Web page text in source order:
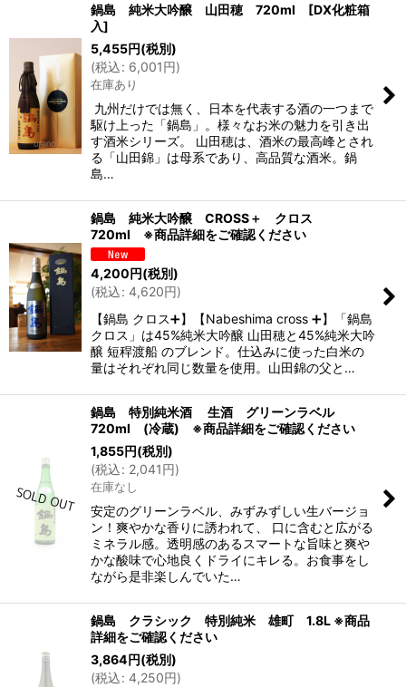
鍋島 純米大吟醸 山田穂 720ml [DX化粧箱
入]
5,455円(税別)
(税込: 6,001円)
在庫あり
九州だけでは無く、日本を代表する酒の一つまで
駆け上った「鍋島」。様々なお米の魅力を引き出
す酒米シリーズ。 山田穂は、酒米の最高峰とされ
る「山田錦」は母系であり、高品質な酒米。鍋
島…
鍋島 純米大吟醸 CROSS＋ クロス
720ml ※商品詳細をご確認ください
4,200円(税別)
(税込: 4,620円)
【鍋島 クロス➕】【Nabeshima cross ➕】「鍋島
クロス」は45%純米大吟醸 山田穂と45%純米大吟
醸 短稈渡船 のブレンド。仕込みに使った白米の
量はそれぞれ同じ数量を使用。山田錦の父と…
鍋島 特別純米酒 生酒 グリーンラベル
720ml (冷蔵) ※商品詳細をご確認ください
1,855円(税別)
(税込: 2,041円)
在庫なし
安定のグリーンラベル、みずみずしい生バージョ
ン！爽やかな香りに誘われて、 口に含むと広がる
ミネラル感。透明感のあるスマートな旨味と爽や
かな酸味で心地良くドライにキレる。お食事をし
ながら是非楽しんでいた…
鍋島 クラシック 特別純米 雄町 1.8L ※商品
詳細をご確認ください
3,864円(税別)
(税込: 4,250円)